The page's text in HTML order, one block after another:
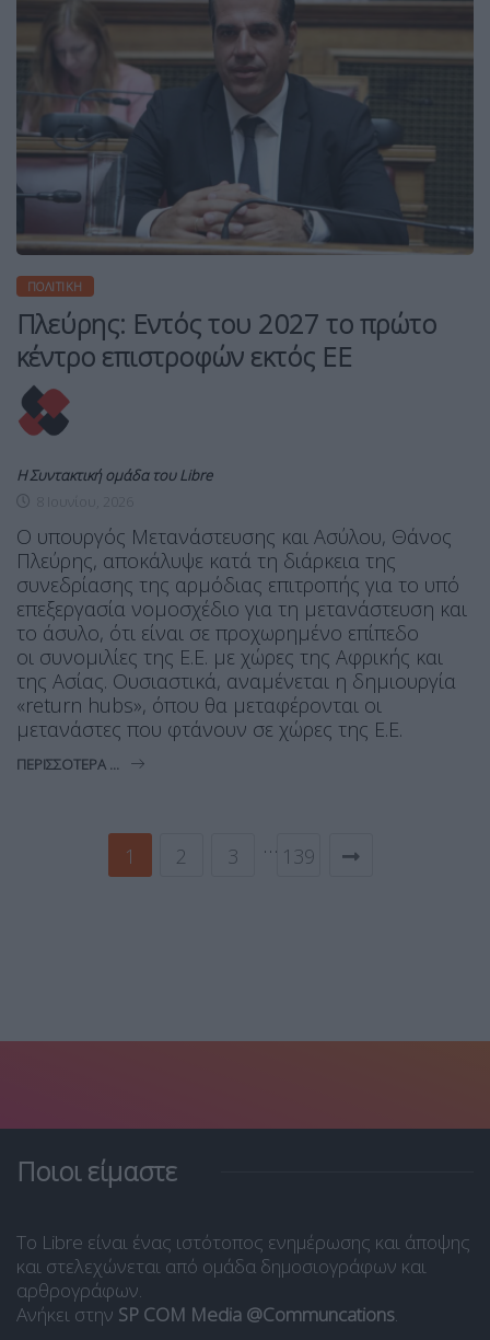
ΠΟΛΙΤΙΚΉ
Πλεύρης: Εντός του 2027 το πρώτο
κέντρο επιστροφών εκτός ΕΕ
Η Συντακτική ομάδα του Libre
Ο υπουργός Μετανάστευσης και Ασύλου, Θάνος
Πλεύρης, αποκάλυψε κατά τη διάρκεια της
συνεδρίασης της αρμόδιας επιτροπής για το υπό
επεξεργασία νομοσχέδιο για τη μετανάστευση και
το άσυλο, ότι είναι σε προχωρημένο επίπεδο
οι συνομιλίες της Ε.Ε. με χώρες της Αφρικής και
της Ασίας. Ουσιαστικά, αναμένεται η δημιουργία
«return hubs», όπου θα μεταφέρονται οι
μετανάστες που φτάνουν σε χώρες της Ε.Ε.
ΠΕΡΙΣΣΌΤΕΡΑ ...
1 2 3 … 139
Ποιοι είμαστε
Το Libre είναι ένας ιστότοπος ενημέρωσης και άποψης
και στελεχώνεται από ομάδα δημοσιογράφων και
αρθρογράφων.
Ανήκει στην SP COM Media @Communcations.